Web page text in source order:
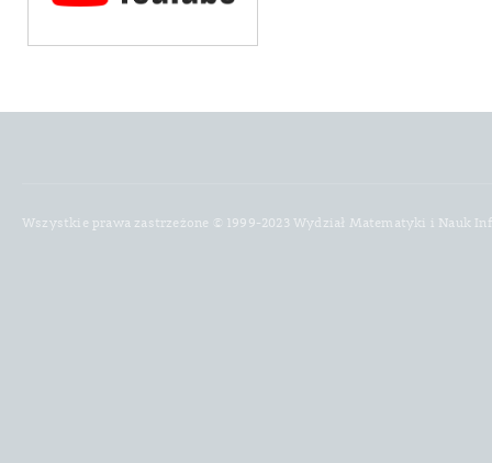
Wszystkie prawa zastrzeżone © 1999-2023 Wydział Matematyki i Nauk